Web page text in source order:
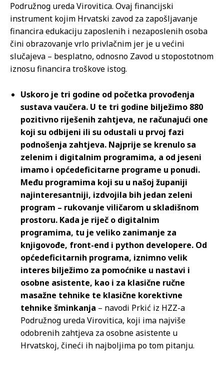
Podružnog ureda Virovitica. Ovaj financijski
instrument kojim Hrvatski zavod za zapošljavanje
financira edukaciju zaposlenih i nezaposlenih osoba
čini obrazovanje vrlo privlačnim jer je u većini
slučajeva – besplatno, odnosno Zavod u stopostotnom
iznosu financira troškove istog.
Uskoro je tri godine od početka provođenja
sustava vaučera. U te tri godine bilježimo 880
pozitivno riješenih zahtjeva, ne računajući one
koji su odbijeni ili su odustali u prvoj fazi
podnošenja zahtjeva. Najprije se krenulo sa
zelenim i digitalnim programima, a od jeseni
imamo i općedeficitarne programe u ponudi.
Među programima koji su u našoj županiji
najinteresantniji, izdvojila bih jedan zeleni
program – rukovanje viličarom u skladišnom
prostoru. Kada je riječ o digitalnim
programima, tu je veliko zanimanje za
knjigovođe, front-end i python developere. Od
općedeficitarnih programa, iznimno velik
interes bilježimo za pomoćnike u nastavi i
osobne asistente, kao i za klasične ručne
masažne tehnike te klasične korektivne
tehnike šminkanja – navodi Prkić iz HZZ-a
Podružnog ureda Virovitica, koji ima najviše
odobrenih zahtjeva za osobne asistente u
Hrvatskoj, čineći ih najboljima po tom pitanju.